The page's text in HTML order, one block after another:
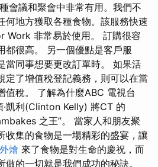
會議和聚會中非常有用。我們不
何地方獲取各種食物。該服務快速
Work 非常易於使用。 訂購很容
都很高。 另一個優點是客戶服
當同事想要更改訂單時。 如果活
定了增值稅登記義務，則可以在當
值稅。 了解為什麼ABC 電視台
·凱利(Clinton Kelly) 將CT 的
之王”。 當家人和朋友聚
收集的食物是一場精彩的盛宴，讓
燴 來了食物是對生命的慶祝，而
的一切就是我們成功的秘訣。